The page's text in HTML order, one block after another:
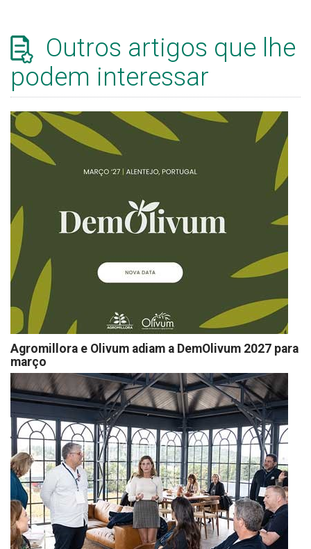
Outros artigos que lhe
podem interessar
Agromillora e Olivum adiam a DemOlivum 2027 para
março